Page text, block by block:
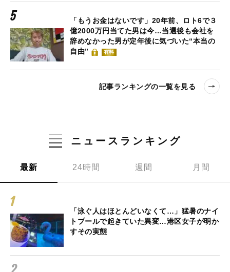
「もうお金はないです」20年前、ロト6で３
億2000万円当てた男は今…当選後も会社を
辞めなかった男が定年後に気づいた“本当の
自由”
有料
記事ランキングの一覧を見る
ニュースランキング
最新 24時間 週間 月間
「泳ぐ人はほとんどいなくて…」猛暑のナイ
トプールで起きていた異変…港区女子が明か
すその実態